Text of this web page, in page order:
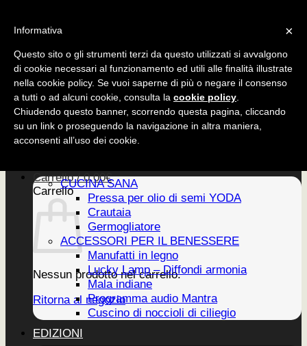
ACCESSORI
CUCINA SANA
ACCESSORI
EDIZIONI
Carrello /0,00€
Carrello
Nessun prodotto nel carrello.
Ritorna al negozio
Home
CUCINA SANA
Pressa per olio di semi YODA
Crautaia
Germogliatore
ACCESSORI PER IL BENESSERE
Manufatti in legno
Lucky Lamp – Diffondi armonia
Mala indiane
Programma audio Mantra
Cuscino di noccioli di ciliegio
EDIZIONI
×
Informativa
Questo sito o gli strumenti terzi da questo utilizzati si avvalgono
di cookie necessari al funzionamento ed utili alle finalità illustrate
nella cookie policy. Se vuoi saperne di più o negare il consenso
a tutti o ad alcuni cookie, consulta la cookie policy
Chiudendo questo banner, scorrendo questa pagina, cliccando
su un link o proseguendo la navigazione in altra maniera,
acconsenti all’uso dei cookie.